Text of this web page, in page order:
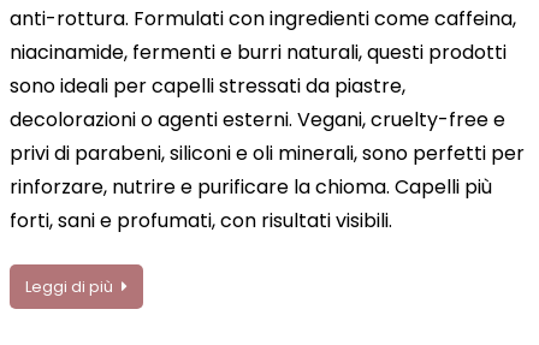
anti-rottura. Formulati con ingredienti come caffeina,
niacinamide, fermenti e burri naturali, questi prodotti
sono ideali per capelli stressati da piastre,
decolorazioni o agenti esterni. Vegani, cruelty-free e
privi di parabeni, siliconi e oli minerali, sono perfetti per
rinforzare, nutrire e purificare la chioma. Capelli più
forti, sani e profumati, con risultati visibili.
Leggi di più